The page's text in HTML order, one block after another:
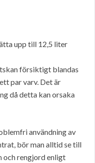
upp till 12,5 liter
försiktigt blandas
par varv. Det är
då detta kan orsaka
användning av
bör man alltid se till
och rengjord enligt